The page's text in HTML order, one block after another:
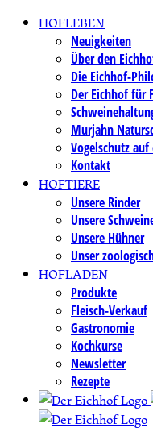
Skip HOFLEBEN
Neuigkeiten
Über den
Die Eichhof-
Der Eichhof für
Murjahn
Vogelschutz
Kontakt
HOFTIERE
Unsere Rinder
Unsere
Unsere Hühner
Unser
HOFLADEN
Produkte
Fleisch-Verkauf
Gastronomie
Kochkurse
Newsletter
Rezepte